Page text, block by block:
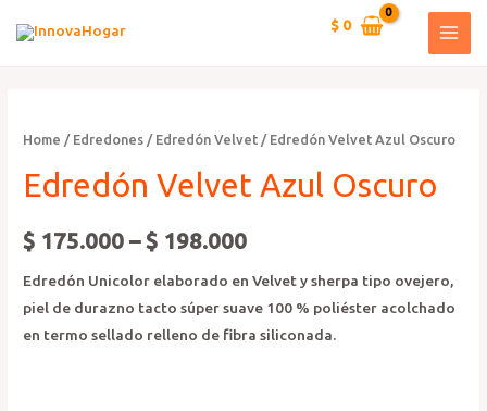
$ 0
Home / Edredones / Edredón Velvet / Edredón Velvet Azul Oscuro
Edredón Velvet Azul Oscuro
$ 175.000 –$ 198.000
Edredón Unicolor elaborado en Velvet y sherpa tipo ovejero,
piel de durazno tacto súper suave 100 % poliéster acolchado
en termo sellado relleno de fibra siliconada.